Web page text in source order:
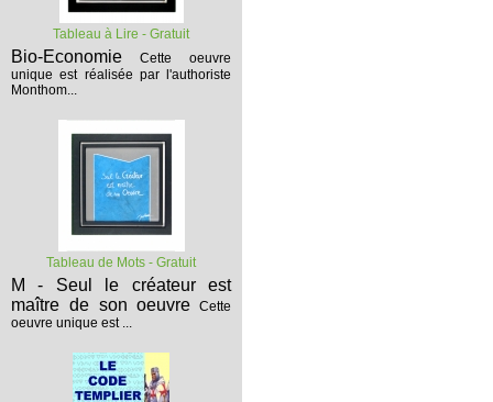
Tableau à Lire - Gratuit
Bio-Economie
Cette oeuvre
unique est réalisée par l'authoriste
Monthom...
Tableau de Mots - Gratuit
M - Seul le créateur est
maître de son oeuvre Cette
oeuvre unique est ...